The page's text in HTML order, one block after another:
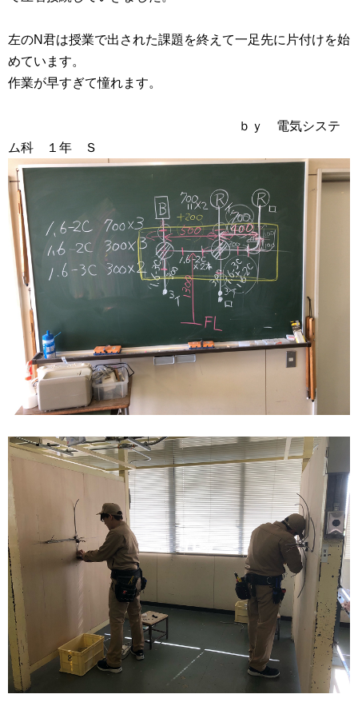
左のN君は授業で出された課題を終えて一足先に片付けを始
めています。
作業が早すぎて憧れます。
ｂｙ 電気システ
ム科 １年 Ｓ